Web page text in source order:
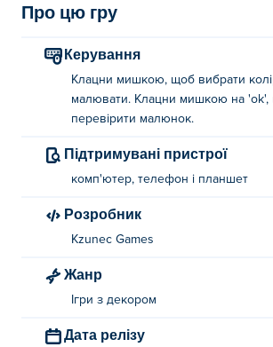
Про цю гру
Керування
Клацни мишкою, щоб вибрати
малювати. Клацни мишкою на
перевірити малюнок.
Підтримувані пристрої
комп'ютер, телефон і планшет
Розробник
Kzunec Games
Жанр
Ігри з декором
Дата релізу